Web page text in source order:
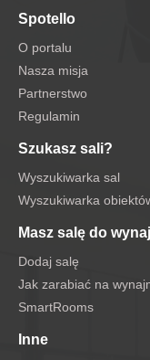
Spotello
O portalu
Nasza misja
Partnerstwo
Regulamin
Szukasz sali?
Wyszukiwarka sal
Wyszukiwarka
Masz salę do
Dodaj salę
Jak zarabiać na
SmartRooms
Inne